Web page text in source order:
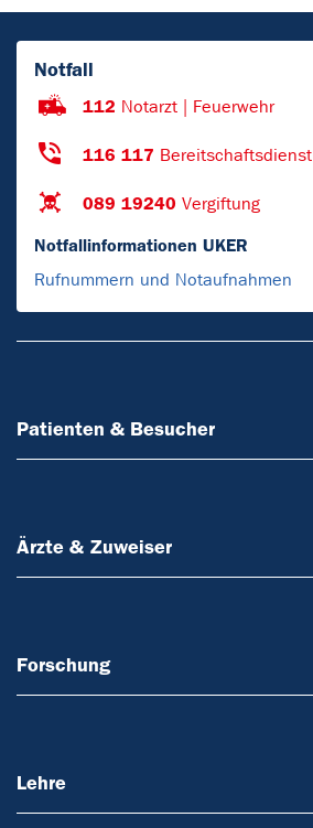
Notfall
112 Notarzt | Feuerwehr
116 117 Bereitschaftsdienst
089 19240 Vergiftung
Notfallinformationen UKER
Rufnummern und Notaufnahmen
Patienten & Besucher
Ärzte & Zuweiser
Forschung
Lehre